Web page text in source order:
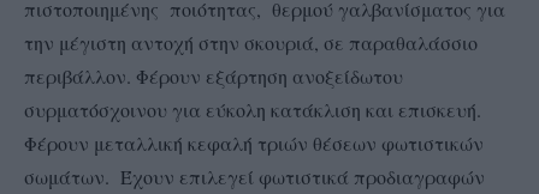
πιστοποιημένης ποιότητας, θερμού γαλβανίσματος για
την μέγιστη αντοχή στην σκουριά, σε παραθαλάσσιο
περιβάλλον. Φέρουν εξάρτηση ανοξείδωτου
συρματόσχοινου για εύκολη κατάκλιση και επισκευή.
Φέρουν μεταλλική κεφαλή τριών θέσεων φωτιστικών
σωμάτων. Έχουν επιλεγεί φωτιστικά προδιαγραφών